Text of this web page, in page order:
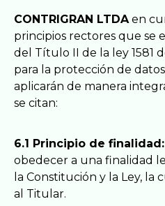
CONTRIGRAN LTDAen
principios rectores que se
del Título II de la ley 1581
para la protección de
aplicarán de manera
se citan:
6.1 Principio de finalidad:
obedecer a una finalidad
la Constitución y la Ley, la
al Titular.